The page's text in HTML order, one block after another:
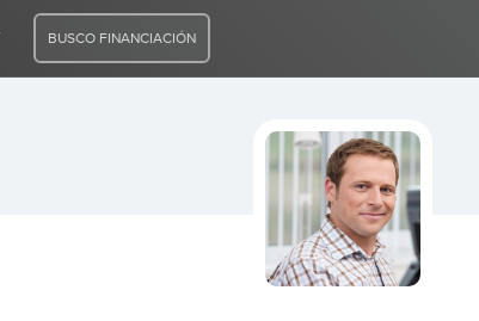
BUSCO FINANCIACIÓN